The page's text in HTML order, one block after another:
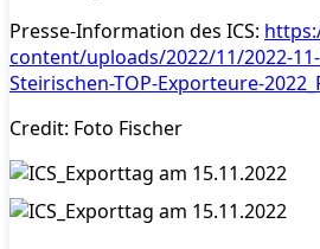
Presse-Information des ICS:
content/uploads/2022/11/2022-
Steirischen-TOP-Exporteure-
Credit: Foto Fischer